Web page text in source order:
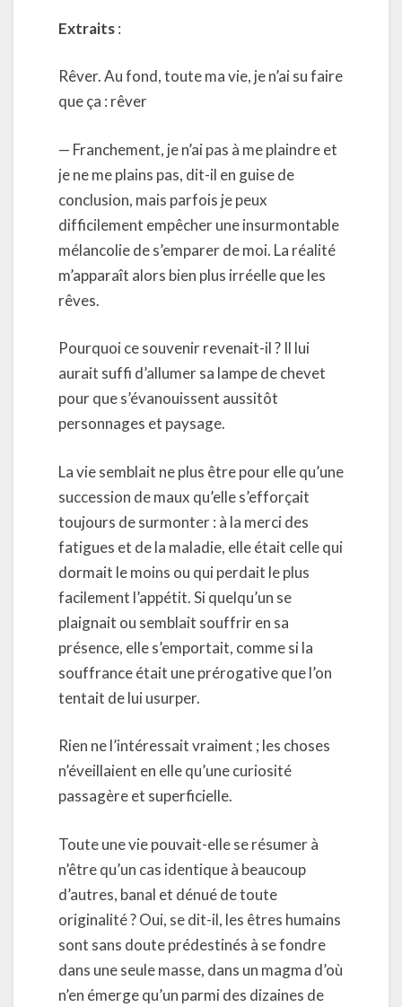
Extraits:
Rêver. Au fond, toute ma vie, je n’ai su faire
que ça : rêver
— Franchement, je n’ai pas à me plaindre et
je ne me plains pas, dit-il en guise de
conclusion, mais parfois je peux
difficilement empêcher une insurmontable
mélancolie de s’emparer de moi. La réalité
m’apparaît alors bien plus irréelle que les
rêves.
Pourquoi ce souvenir revenait-il ? Il lui
aurait suffi d’allumer sa lampe de chevet
pour que s’évanouissent aussitôt
personnages et paysage.
La vie semblait ne plus être pour elle qu’une
succession de maux qu’elle s’efforçait
toujours de surmonter : à la merci des
fatigues et de la maladie, elle était celle qui
dormait le moins ou qui perdait le plus
facilement l’appétit. Si quelqu’un se
plaignait ou semblait souffrir en sa
présence, elle s’emportait, comme si la
souffrance était une prérogative que l’on
tentait de lui usurper.
Rien ne l’intéressait vraiment ; les choses
n’éveillaient en elle qu’une curiosité
passagère et superficielle.
Toute une vie pouvait-elle se résumer à
n’être qu’un cas identique à beaucoup
d’autres, banal et dénué de toute
originalité ? Oui, se dit-il, les êtres humains
sont sans doute prédestinés à se fondre
dans une seule masse, dans un magma d’où
n’en émerge qu’un parmi des dizaines de